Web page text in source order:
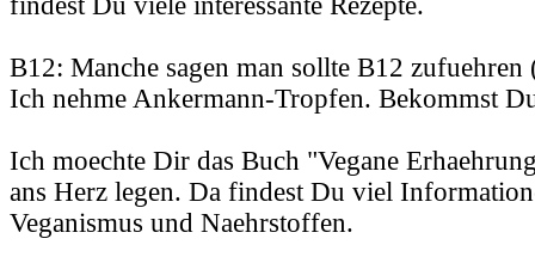
B12: Manche sagen man sollte B12 zufuehren
Ich nehme Ankermann-Tropfen. Bekommst
Ich moechte Dir das Buch "Vegane
ans Herz legen. Da findest Du viel
Veganismus und Naehrstoffen.